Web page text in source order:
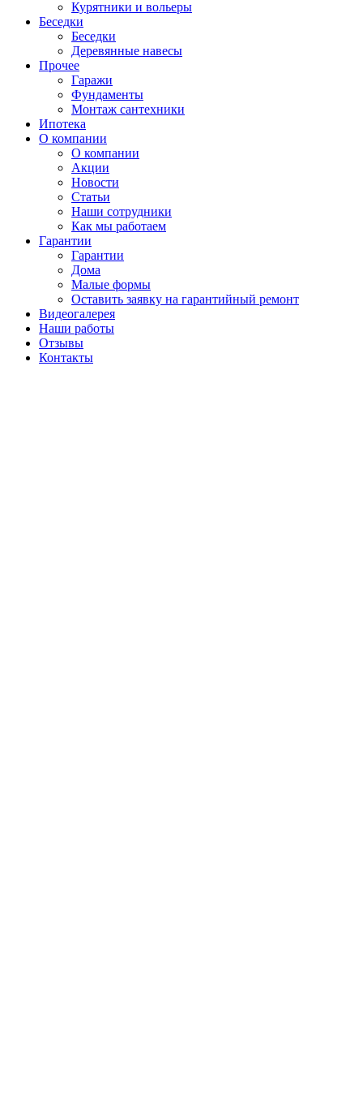
Курятники и вольеры
Беседки
Беседки
Деревянные навесы
Прочее
Гаражи
Фундаменты
Монтаж сантехники
Ипотека
О компании
О компании
Акции
Новости
Статьи
Наши сотрудники
Как мы работаем
Гарантии
Гарантии
Дома
Малые формы
Оставить заявку на гарантийный ремонт
Видеогалерея
Наши работы
Отзывы
Контакты